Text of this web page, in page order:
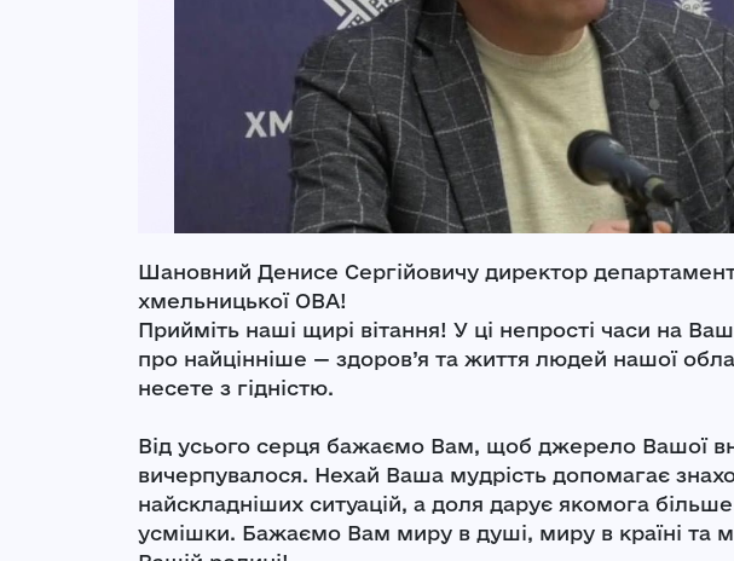
Шановний Денисе Сергійовичу директор
хмельницької ОВА!
Прийміть наші щирі вітання! У ці непрості часи на
про найцінніше — здоров’я та життя людей нашої
несете з гідністю.
Від усього серця бажаємо Вам, щоб джерело Вашої
вичерпувалося. Нехай Ваша мудрість допомагає
найскладніших ситуацій, а доля дарує якомога
усмішки. Бажаємо Вам миру в душі, миру в країні та